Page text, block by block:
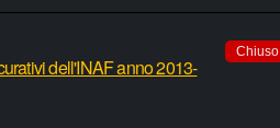
Chiuso
dell'INAF anno 2013-